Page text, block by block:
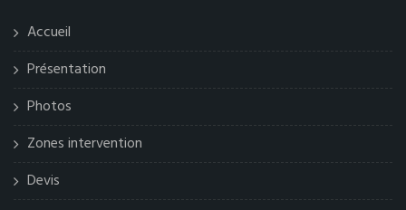
Accueil
Présentation
Photos
Zones intervention
Devis